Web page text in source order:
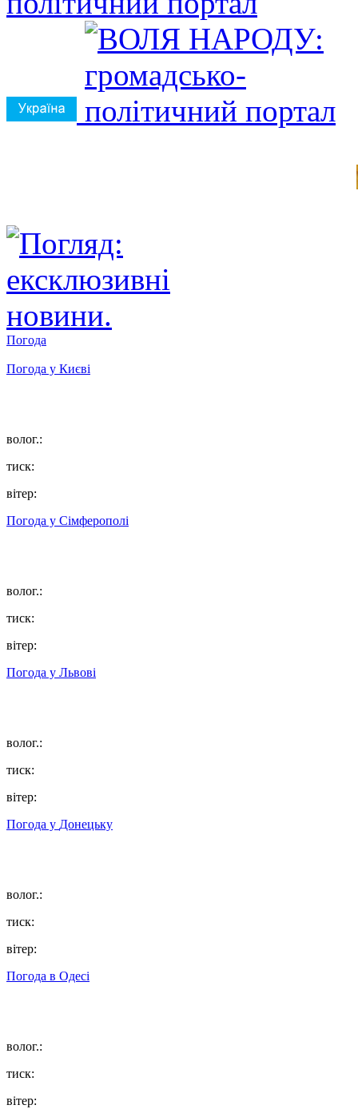
Погода
Погода у Києві
волог.:
тиск:
вітер:
Погода у Сімферополі
волог.:
тиск:
вітер:
Погода у Львові
волог.:
тиск:
вітер:
Погода у Донецьку
волог.:
тиск:
вітер:
Погода в Одесі
волог.:
тиск:
вітер: